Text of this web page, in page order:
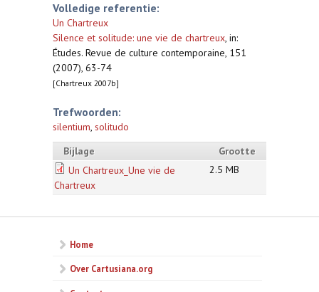
Volledige referentie:
Un Chartreux
Silence et solitude: une vie de chartreux, in:
Études. Revue de culture contemporaine, 151
(2007), 63-74
[Chartreux 2007b]
Trefwoorden:
silentium, solitudo
Bijlage
Grootte
Un Chartreux_Une vie de
Chartreux
2.5 MB
Home
Over Cartusiana.org